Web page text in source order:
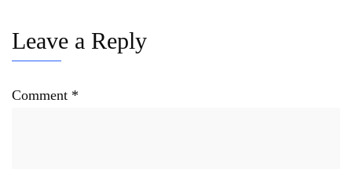
Leave a Reply
Comment *